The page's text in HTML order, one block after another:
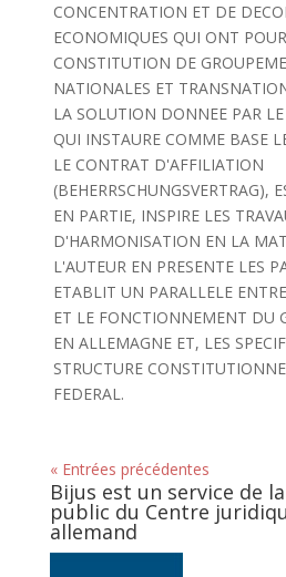
CONCENTRATION ET DE
ECONOMIQUES QUI ONT
CONSTITUTION DE
NATIONALES ET
LA SOLUTION DONNEE PAR
QUI INSTAURE COMME BASE
LE CONTRAT D'AFFILIATION
(BEHERRSCHUNGSVERTRAG),
EN PARTIE, INSPIRE LES
D'HARMONISATION EN LA
L'AUTEUR EN PRESENTE LES
ETABLIT UN PARALLELE
ET LE FONCTIONNEMENT DU
EN ALLEMAGNE ET, LES
STRUCTURE
FEDERAL.
« Entrées précédentes
Bijus est un service de
public du Centre
allemand